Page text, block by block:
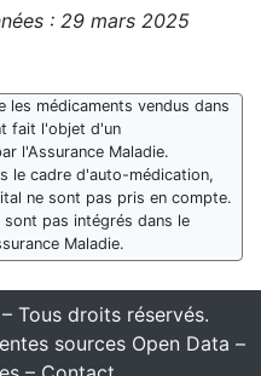
: 29 mars 2025
les médicaments vendus dans
fait l'objet d'un
l'Assurance Maladie.
le cadre d'auto-médication,
ne sont pas pris en compte.
pas intégrés dans le
Maladie.
Tous droits réservés.
sources Open Data –